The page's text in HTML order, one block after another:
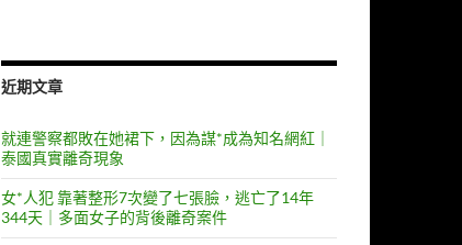
近期文章
就連警察都敗在她裙下，因為謀*成為知名網紅｜
泰國真實離奇現象
女*人犯 靠著整形7次變了七張臉，逃亡了14年
344天｜多面女子的背後離奇案件